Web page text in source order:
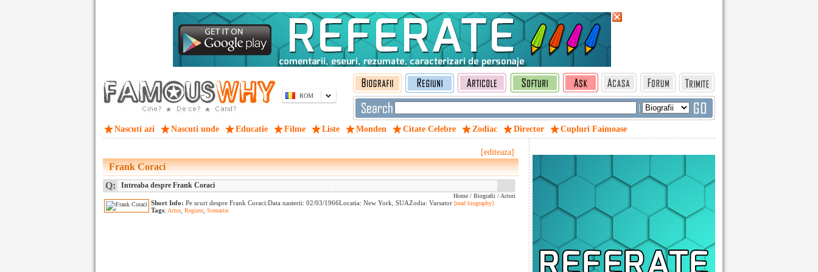
ROM
|
Nascuti azi Nascuti unde Educatie Filme Liste Monden Citate Celebre Zodiac Director Cupluri Faimoase
[editeaza]
Frank Coraci
Q: Intreaba despre Frank Coraci
Home / Biografii / Actori
Short Info: Pe scurt despre Frank Coraci:Data nasterii: 02/03/1966Locatia: New York, SUAZodia: Varsator [read biography]
Tags: Actor, Regizor, Scenarist